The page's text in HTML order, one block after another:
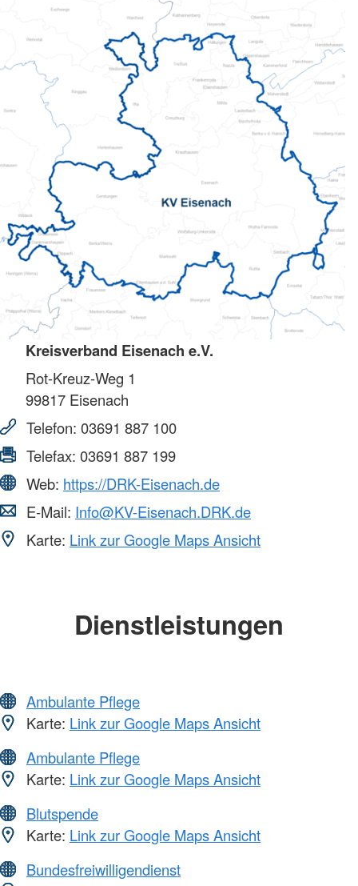
Kreisverband Eisenach e.V.
Rot-Kreuz-Weg 1
99817 Eisenach
Telefon: 03691 887 100
Telefax: 03691 887 199
Web: https://DRK-Eisenach.de
E-Mail: Info@KV-Eisenach.DRK.de
Karte: Link zur Google Maps Ansicht
Dienstleistungen
Ambulante Pflege
Karte: Link zur Google Maps Ansicht
Ambulante Pflege
Karte: Link zur Google Maps Ansicht
Blutspende
Karte: Link zur Google Maps Ansicht
Bundesfreiwilligendienst